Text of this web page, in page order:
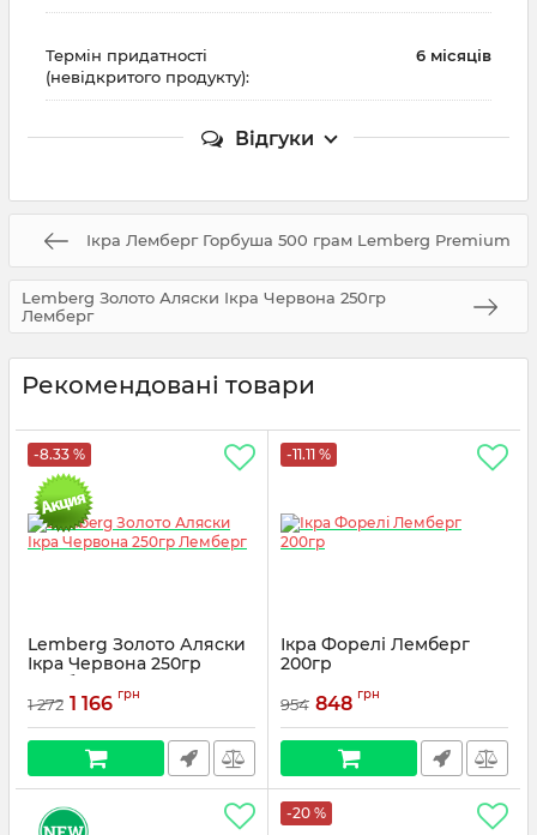
Термін придатності
(невідкритого продукту):
6 місяців
Відгуки
Ікра Лемберг Горбуша 500 грам Lemberg Premium
Lemberg Золото Аляски Ікра Червона 250гр
Лемберг
Рекомендовані товари
-8.33 %
Lemberg Золото Аляски
Ікра Червона 250гр
Лемберг
1 272 1 166 грн
-11.11 %
Ікра Форелі Лемберг
200гр
954 848 грн
-20 %